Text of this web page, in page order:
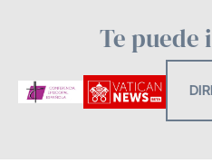
Te